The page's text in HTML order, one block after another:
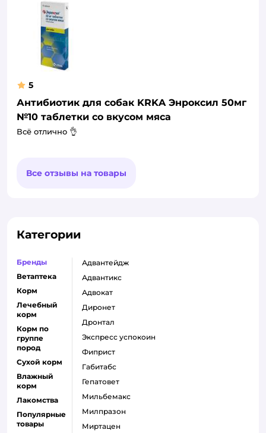
5
Антибиотик для собак KRKA Энроксил 50мг
№10 таблетки со вкусом мяса
Всё отлично 👌
Все отзывы на товары
Категории
Бренды
Ветаптека
Корм
Лечебный
корм
Корм по
группе
пород
Сухой корм
Влажный
корм
Лакомства
Популярные
товары
адвантейдж
адвантикс
адвокат
диронет
дронтал
экспресс успокоин
фиприст
габитабс
гепатовет
мильбемакс
милпразон
миртацен